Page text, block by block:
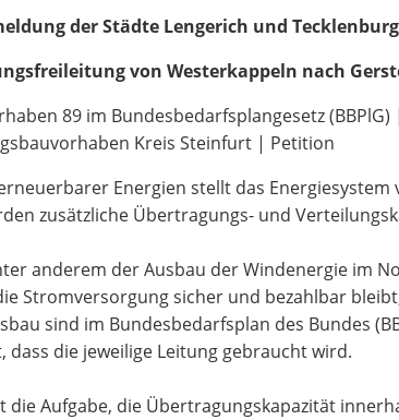
der Städte Lengerich und
von Westerkappeln nach
89 im Bundesbedarfsplangesetz
Kreis Steinfurt | Petition
Energien stellt das
zusätzliche Übertragungs- und
anderem der Ausbau der Windenergie im
Stromversorgung sicher und bezahlbar
sind im Bundesbedarfsplan des Bundes
dass die jeweilige Leitung gebraucht wird.
die Aufgabe, die Übertragungskapazität